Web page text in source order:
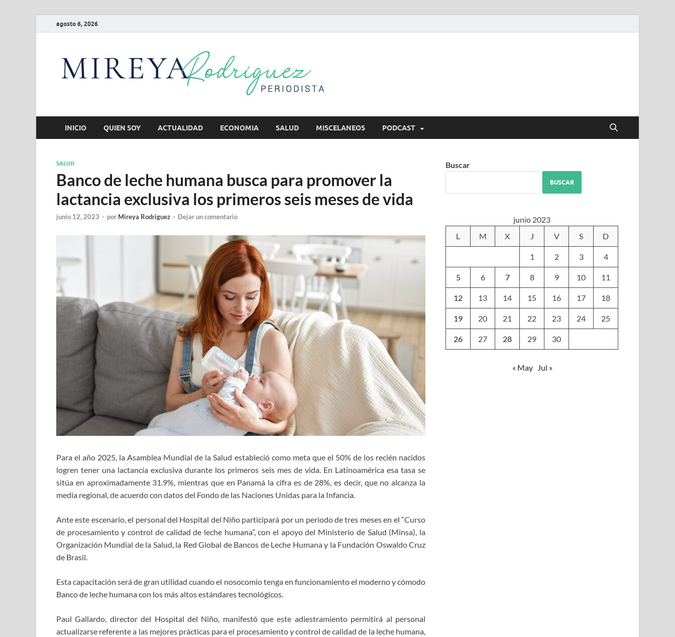
agosto 6, 2026
INICIO QUIEN SOY ACTUALIDAD ECONOMIA SALUD MISCELANEOS PODCAST
SALUD
Banco de leche humana busca para promover la
lactancia exclusiva los primeros seis meses de vida
junio 12, 2023 - por Mireya Rodriguez - Dejar un comentario
Para el año 2025, la Asamblea Mundial de la Salud estableció como meta que el 50% de los recién nacidos
logren tener una lactancia exclusiva durante los primeros seis mes de vida. En Latinoamérica esa tasa se
sitúa en aproximadamente 31.9%, mientras que en Panamá la cifra es de 28%, es decir, que no alcanza la
media regional, de acuerdo con datos del Fondo de las Naciones Unidas para la Infancia.
Ante este escenario, el personal del Hospital del Niño participará por un periodo de tres meses en el “Curso
de procesamiento y control de calidad de leche humana”, con el apoyo del Ministerio de Salud (Minsa), la
Organización Mundial de la Salud, la Red Global de Bancos de Leche Humana y la Fundación Oswaldo Cruz
de Brasil.
Esta capacitación será de gran utilidad cuando el nosocomio tenga en funcionamiento el moderno y cómodo
Banco de leche humana con los más altos estándares tecnológicos.
Paul Gallardo, director del Hospital del Niño, manifestó que este adiestramiento permitirá al personal
actualizarse referente a las mejores prácticas para el procesamiento y control de calidad de la leche humana,
Buscar
BUSCAR
junio 2023
L
M X J V S D
1 2 3 4
5 6 7 8 9 10 11
12 13 14 15 16 17 18
19 20 21 22 23 24 25
26 27 28 29 30
« May Jul »